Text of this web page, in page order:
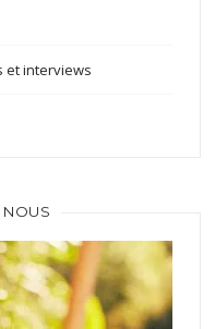
et interviews
NOUS